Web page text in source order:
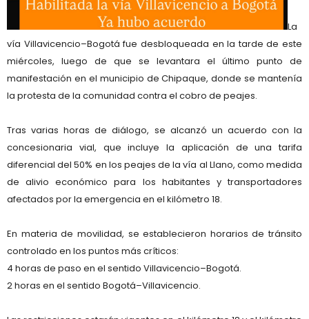
La
vía Villavicencio–Bogotá fue desbloqueada en la tarde de este
miércoles, luego de que se levantara el último punto de
manifestación en el municipio deChipaque, donde se mantenía
la protesta de la comunidad contra el cobro de peajes.
Tras varias horas de diálogo, se alcanzó un acuerdo con la
concesionaria vial, que incluye la aplicación de unatarifa
diferencial del 50% en los peajes de la vía al Llano, como medida
de alivio económico para los habitantes y transportadores
afectados por la emergencia en el kilómetro 18.
En materia de movilidad, se establecieron horarios de tránsito
controlado en los puntos más críticos:
4 horas de paso en el sentido Villavicencio–Bogotá.
2 horas en el sentido Bogotá–Villavicencio.